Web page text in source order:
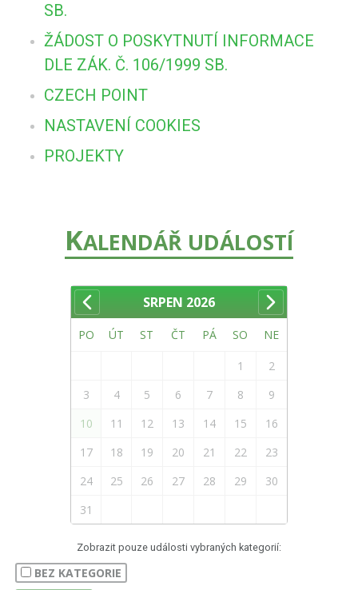
SB.
ŽÁDOST O POSKYTNUTÍ INFORMACE
DLE ZÁK. Č. 106/1999 SB.
CZECH POINT
NASTAVENÍ COOKIES
PROJEKTY
KALENDÁŘ UDÁLOSTÍ
SRPEN 2026
PO ÚT ST ČT PÁ SO NE
1
2
3
4 5 6 7 8
9
10
11 12 13 14 15
16
17
18 19 20 21 22
23
24
25 26 27 28 29
30
31
Zobrazit pouze události vybraných kategorií:
BEZ KATEGORIE